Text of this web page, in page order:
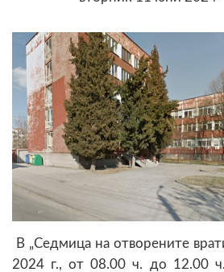
В „Седмица на отворените
2024 г., от 08.00 ч. до 12.00